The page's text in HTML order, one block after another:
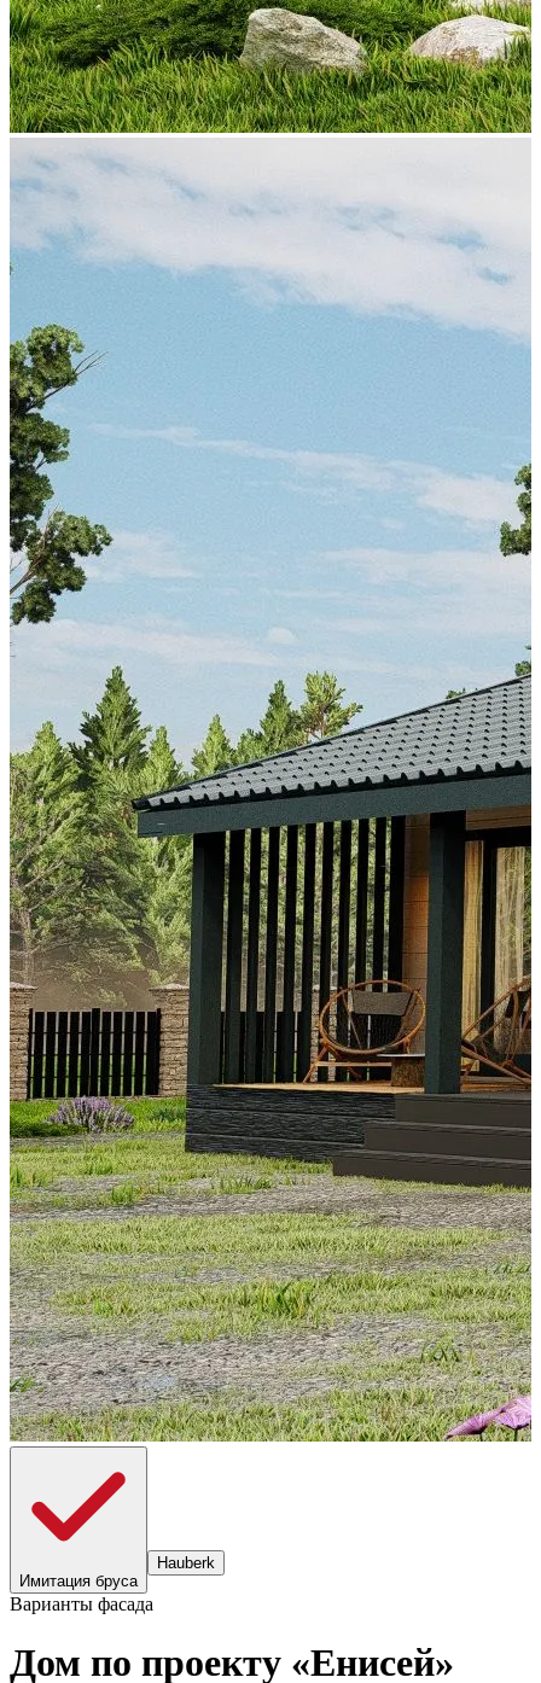
Имитация бруса
Hauberk
Варианты фасада
Дом по проекту «Енисей»